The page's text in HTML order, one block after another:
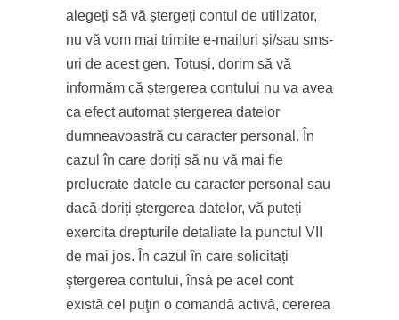
alegeți să vă ștergeți contul de utilizator,
nu vă vom mai trimite e-mailuri și/sau sms-
uri de acest gen. Totuși, dorim să vă
informăm că ștergerea contului nu va avea
ca efect automat ștergerea datelor
dumneavoastră cu caracter personal. În
cazul în care doriți să nu vă mai fie
prelucrate datele cu caracter personal sau
dacă doriți ștergerea datelor, vă puteți
exercita drepturile detaliate la punctul VII
de mai jos. În cazul în care solicitați
ştergerea contului, însă pe acel cont
există cel puţin o comandă activă, cererea